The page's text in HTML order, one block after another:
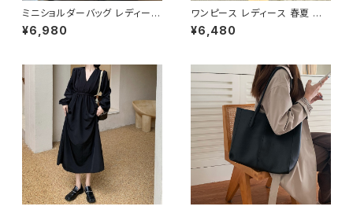
ミニショルダーバッグ レディース
ワンショルダーバッグ 無地 シン
プル バッグ 斜めがけ 大人可愛
¥6,980
ワンピース レディース 春夏 秋
冬 春 夏 秋 冬 黒 タイトワンピ
ース ニットワンピース 長袖 カシ
ムワンピース きれいめ 韓国 タ
イトニットワンピース ミモレ ひ
ざ丈ワンピース ンプル 韓国ファ
ッション OL カジュアル Vネック
深Vネック ベージュ シンプル 1
0代 20代 30代 40代 C-OSS
0078
¥6,480